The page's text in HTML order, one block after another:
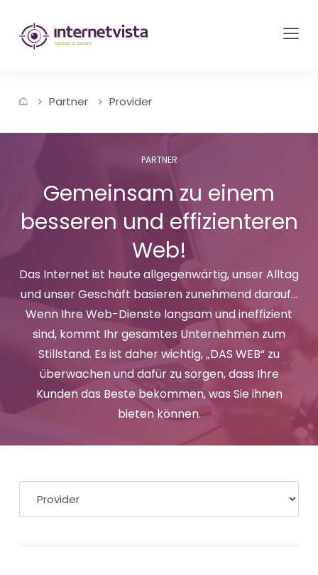
internetvista
Monitoring
Überwachung
von
Websites
Diensten
-
Uptime
Money
Partner Provider
PARTNER
Gemeinsam zu einem
besseren und effizienteren
Web!
Das Internet ist heute allgegenwärtig, unser Alltag
und unser Geschäft basieren zunehmend darauf...
Wenn Ihre Web-Dienste langsam und ineffizient
sind, kommt Ihr gesamtes Unternehmen zum
Stillstand. Es ist daher wichtig, „DAS WEB“ zu
überwachen und dafür zu sorgen, dass Ihre
Kunden das Beste bekommen, was Sie ihnen
bieten können.